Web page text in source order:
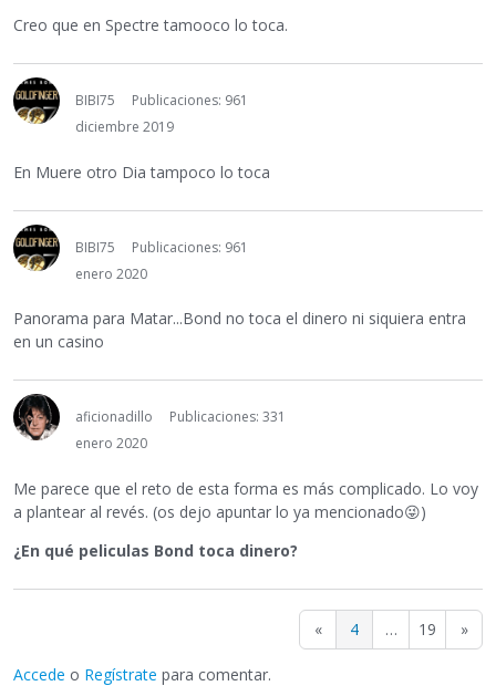
Creo que en Spectre tamooco lo toca.
BIBI75
Publicaciones: 961
diciembre 2019
En Muere otro Dia tampoco lo toca
BIBI75
Publicaciones: 961
enero 2020
Panorama para Matar...Bond no toca el dinero ni siquiera entra
en un casino
aficionadillo
Publicaciones: 331
enero 2020
Me parece que el reto de esta forma es más complicado. Lo voy
a plantear al revés. (os dejo apuntar lo ya mencionado😜)
¿En qué peliculas Bond toca dinero?
« 4 … 19 »
Accede o Regístrate para comentar.